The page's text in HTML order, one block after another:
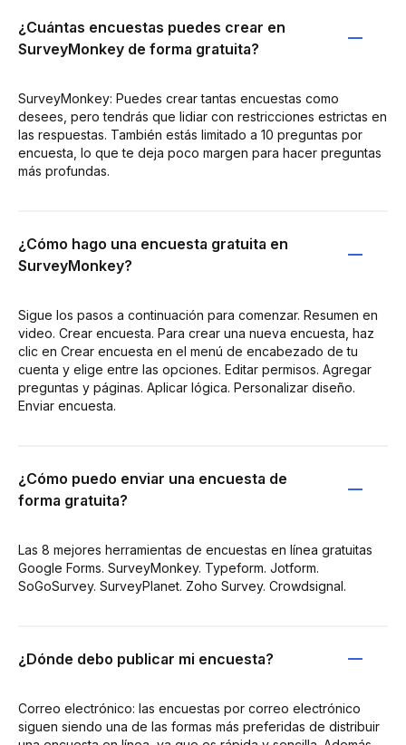
¿Cuántas encuestas puedes crear en
SurveyMonkey de forma gratuita?
SurveyMonkey: Puedes crear tantas encuestas como
desees, pero tendrás que lidiar con restricciones estrictas en
las respuestas. También estás limitado a 10 preguntas por
encuesta, lo que te deja poco margen para hacer preguntas
más profundas.
¿Cómo hago una encuesta gratuita en
SurveyMonkey?
Sigue los pasos a continuación para comenzar. Resumen en
video. Crear encuesta. Para crear una nueva encuesta, haz
clic en Crear encuesta en el menú de encabezado de tu
cuenta y elige entre las opciones. Editar permisos. Agregar
preguntas y páginas. Aplicar lógica. Personalizar diseño.
Enviar encuesta.
¿Cómo puedo enviar una encuesta de
forma gratuita?
Las 8 mejores herramientas de encuestas en línea gratuitas
Google Forms. SurveyMonkey. Typeform. Jotform.
SoGoSurvey. SurveyPlanet. Zoho Survey. Crowdsignal.
¿Dónde debo publicar mi encuesta?
Correo electrónico: las encuestas por correo electrónico
siguen siendo una de las formas más preferidas de distribuir